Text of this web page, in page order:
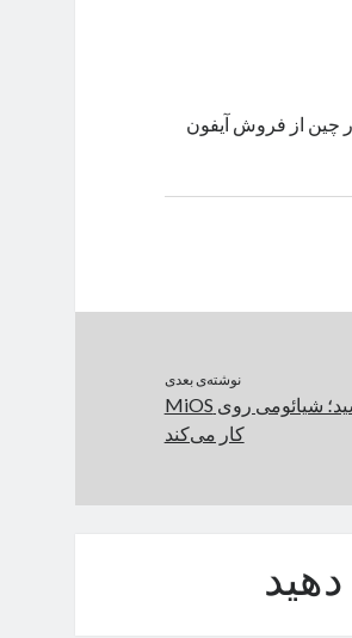
محلی، فروش گوشی‌های سری میت ۶۰ در بازار چین از فروش آیفون
نوشته‌ی بعدی
منتظر MIUI 15 نباشید؛ شیائومی روی MiOS
کار می‌کند